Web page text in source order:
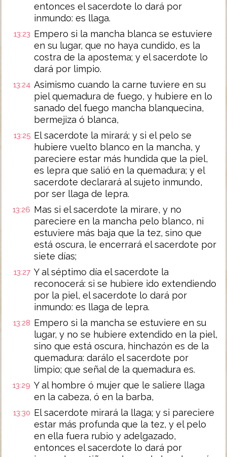
entonces el sacerdote lo dará por
inmundo: es llaga.
13:23 Empero si la mancha blanca se estuviere
en su lugar, que no haya cundido, es la
costra de la apostema; y el sacerdote lo
dará por limpio.
13:24 Asimismo cuando la carne tuviere en su
piel quemadura de fuego, y hubiere en lo
sanado del fuego mancha blanquecina,
bermejiza ó blanca,
13:25 El sacerdote la mirará; y si el pelo se
hubiere vuelto blanco en la mancha, y
pareciere estar más hundida que la piel,
es lepra que salió en la quemadura; y el
sacerdote declarará al sujeto inmundo,
por ser llaga de lepra.
13:26 Mas si el sacerdote la mirare, y no
pareciere en la mancha pelo blanco, ni
estuviere más baja que la tez, sino que
está oscura, le encerrará el sacerdote por
siete días;
13:27 Y al séptimo día el sacerdote la
reconocerá: si se hubiere ido extendiendo
por la piel, el sacerdote lo dará por
inmundo: es llaga de lepra.
13:28 Empero si la mancha se estuviere en su
lugar, y no se hubiere extendido en la piel,
sino que está oscura, hinchazón es de la
quemadura: darálo el sacerdote por
limpio; que señal de la quemadura es.
13:29 Y al hombre ó mujer que le saliere llaga
en la cabeza, ó en la barba,
13:30 El sacerdote mirará la llaga; y si pareciere
estar más profunda que la tez, y el pelo
en ella fuera rubio y adelgazado,
entonces el sacerdote lo dará por